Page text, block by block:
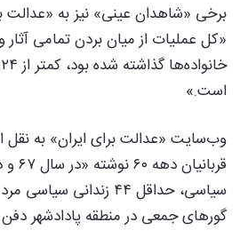
برخی «شاهدان عینی» نیز به «عدالت
«کل عملیات از میان بردن تمامی
است.»
وب‌سایت «عدالت برای ایران» به نقل
سیاسی، حداقل ۴۴ زندانی
گورهای جمعی در منطقه پادادشهر دفن